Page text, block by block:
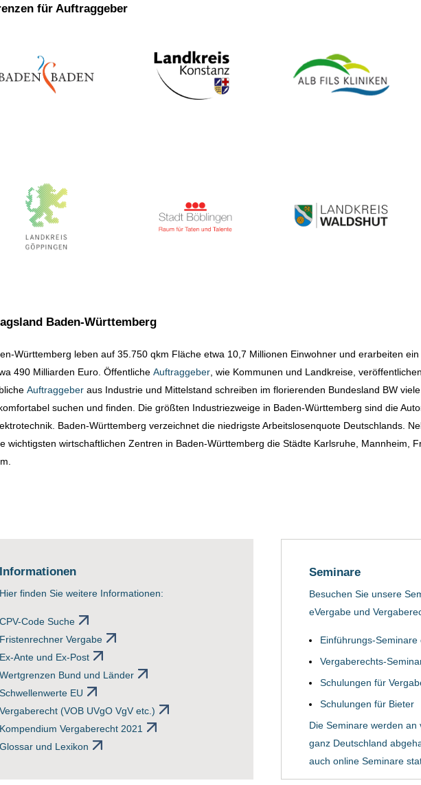
für Auftraggeber
Baden-Württemberg
Württemberg leben auf 35.750 qkm Fläche etwa 10,7 Millionen Einwohner und erarbeiten
490 Milliarden Euro. Öffentliche Auftraggeber , wie Kommunen und Landkreise,
Auftraggeber aus Industrie und Mittelstand schreiben im florierenden Bundesland BW viele
suchen und finden. Die größten Industriezweige in Baden-Württemberg sind die
Baden-Württemberg verzeichnet die niedrigste Arbeitslosenquote Deutschlands.
wichtigsten wirtschaftlichen Zentren in Baden-Württemberg die Städte Karlsruhe, Mannheim,
Informationen
Hier finden Sie weitere Informationen:
CPV-Code Suche
Fristenrechner Vergabe
Ex-Ante und Ex-Post
Wertgrenzen Bund und Länder
Schwellenwerte EU
Vergaberecht (VOB UVgO VgV etc.)
Kompendium Vergaberecht 2021
Glossar und Lexikon
Seminare
Besuchen Sie unsere
eVergabe und
Einführungs-Seminare
Vergaberechts-
Schulungen für
Schulungen für Bieter
Die Seminare werden
ganz Deutschland
auch online Seminare